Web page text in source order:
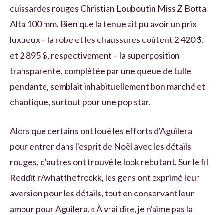
cuissardes rouges Christian Louboutin Miss Z Botta
Alta 100 mm. Bien que la tenue ait pu avoir un prix
luxueux – la robe et les chaussures coûtent 2 420 $.
et 2 895 $, respectivement – ​​la superposition
transparente, complétée par une queue de tulle
pendante, semblait inhabituellement bon marché et
chaotique, surtout pour une pop star.
Alors que certains ont loué les efforts d'Aguilera
pour entrer dans l'esprit de Noël avec les détails
rouges, d'autres ont trouvé le look rebutant. Sur le fil
Reddit r/whatthefrockk, les gens ont exprimé leur
aversion pour les détails, tout en conservant leur
amour pour Aguilera. « À vrai dire, je n'aime pas la